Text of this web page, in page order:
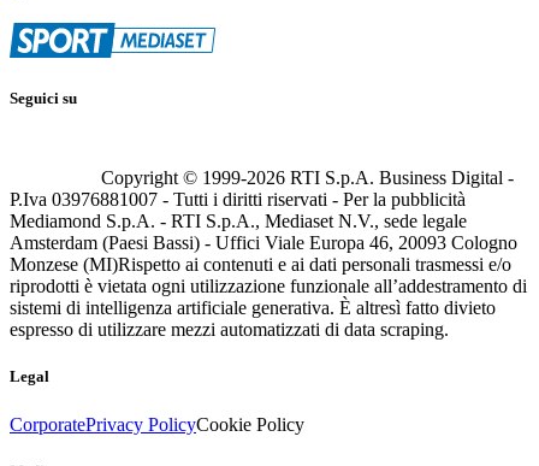
Seguici su
Copyright © 1999-2026 RTI S.p.A. Business Digital -
P.Iva 03976881007 - Tutti i diritti riservati - Per la pubblicità
Mediamond S.p.A. - RTI S.p.A., Mediaset N.V., sede legale
Amsterdam (Paesi Bassi) - Uffici Viale Europa 46, 20093 Cologno
Monzese (MI)Rispetto ai contenuti e ai dati personali trasmessi e/o
riprodotti è vietata ogni utilizzazione funzionale all’addestramento di
sistemi di intelligenza artificiale generativa. È altresì fatto divieto
espresso di utilizzare mezzi automatizzati di data scraping.
Legal
CorporatePrivacy PolicyCookie Policy